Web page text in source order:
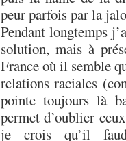
peur parfois par la
Pendant longtemps
solution, mais à
France où il semble
relations raciales
pointe toujours là
permet d’oublier
je crois qu’il